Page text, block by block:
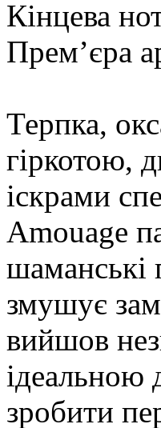
Кінцева
Прем’єра
Терпка,
гіркотою,
іскрами
Amouage
шаманські
змушує
вийшов
ідеальною
зробити